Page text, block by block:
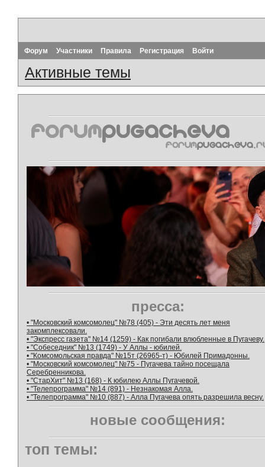
Форум Участники Правила Регистрация Войти
Активные темы
пресса:
• "Московский комсомолец" №78 (405) - Эти десять лет меня
закомплексовали.
• "Экспресс газета" №14 (1259) - Как погибали влюбленные в Пугачеву.
• "Собеседник" №13 (1749) - У Аллы - юбилей.
• "Комсомольская правда" №15т (26965-т) - Юбилей Примадонны.
• "Московский комсомолец" №75 - Пугачева тайно посещала
Серебренникова.
• "СтарХит" №13 (168) - К юбилею Аллы Пугачевой.
• "Телепрограмма" №14 (891) - Незнакомая Алла.
• "Телепрограмма" №10 (887) - Алла Пугачева опять разрешила весну.
новые сообщения:
топ темы: